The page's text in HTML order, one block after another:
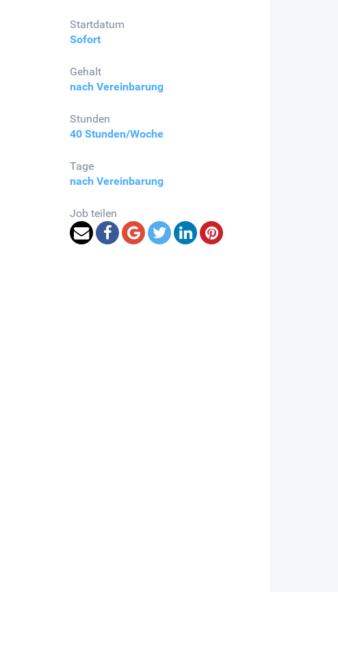
Startdatum
Sofort
Gehalt
nach Vereinbarung
Stunden
40 Stunden/Woche
Tage
nach Vereinbarung
Job teilen